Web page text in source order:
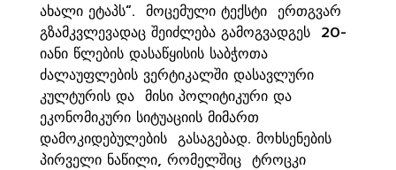
ახალი ეტაპს“. მოცემული ტექსტი ერთგვარ
გზამკვლევადაც შეიძლება გამოგვადგეს 20-
იანი წლების დასაწყისის საბჭოთა
ძალაუფლების ვერტიკალში დასავლური
კულტურის და მისი პოლიტიკური და
ეკონომიკური სიტუაციის მიმართ
დამოკიდებულების გასაგებად. მოხსენების
პირველი ნაწილი, რომელშიც ტროცკი